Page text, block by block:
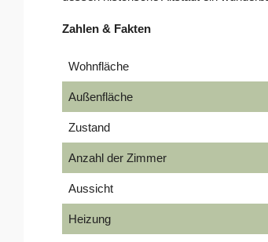
Zahlen & Fakten
Wohnfläche
Außenfläche
Zustand
Anzahl der Zimmer
Aussicht
Heizung